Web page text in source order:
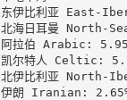
东伊比利亚 East-
北海日耳曼 North-
阿拉伯 Arabic:
凯尔特人 Celtic:
北伊比利亚 North-
伊朗 Iranian: